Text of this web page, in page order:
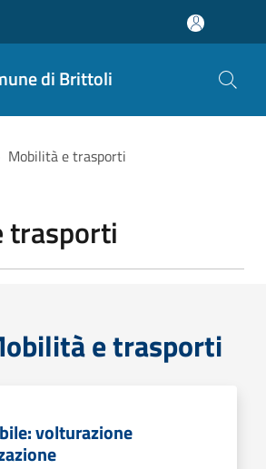
di Brittoli
Mobilità e trasporti
trasporti
e trasporti
volturazione